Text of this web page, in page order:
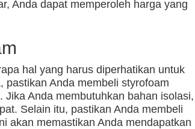
Anda dapat memperoleh harga yang
hal yang harus diperhatikan untuk
pastikan Anda membeli styrofoam
Anda membutuhkan bahan isolasi,
Selain itu, pastikan Anda membeli
akan memastikan Anda mendapatkan